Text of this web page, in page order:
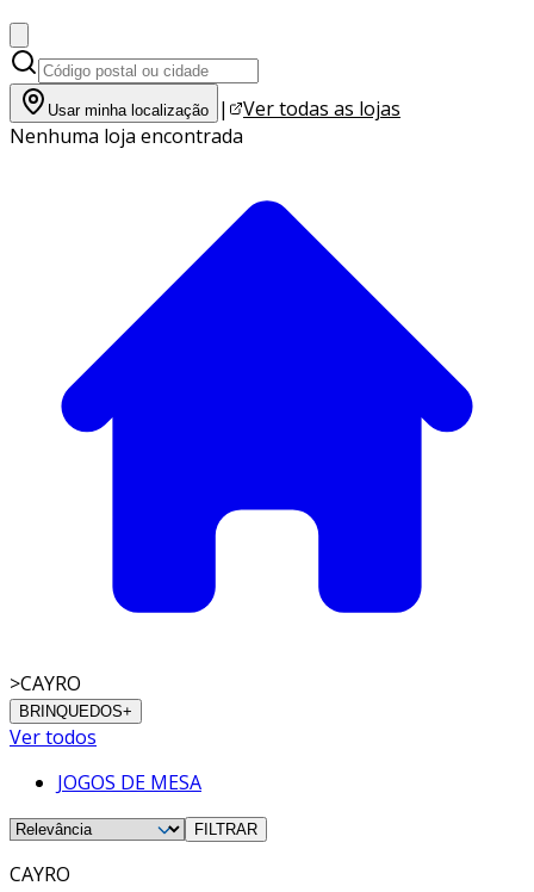
Usar minha localização |
Ver todas as lojas
Nenhuma loja encontrada
>CAYRO
BRINQUEDOS+
Ver todos
JOGOS DE MESA
FILTRAR
CAYRO